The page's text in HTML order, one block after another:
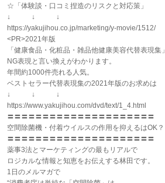
☆「体験談・口コミ捏造のリスクと対応策」
↓ ↓ ↓
https://yakujihou.co.jp/marketing/y-movie/1512/
<PR>2021年版
「健康食品・化粧品・雑品他健康美容代替表現集」
NG表現と言い換えがわかります。
年間約1000件売れる人気。
ベストセラー代替表現集の2021年版のお求めは
↓ ↓ ↓
https://www.yakujihou.com/dvd/text/1_4.html
〓〓〓〓〓〓〓〓〓〓〓〓〓〓〓〓〓〓〓〓〓
空間除菌機・付着ウイルスの作用を抑えるはOK？
〓〓〓〓〓〓〓〓〓〓〓〓〓〓〓〓〓〓〓〓〓
薬事3法とマーケティングの最もリアルで
ロジカルな情報と知恵をお伝えする林田です。
1日のメルマガで